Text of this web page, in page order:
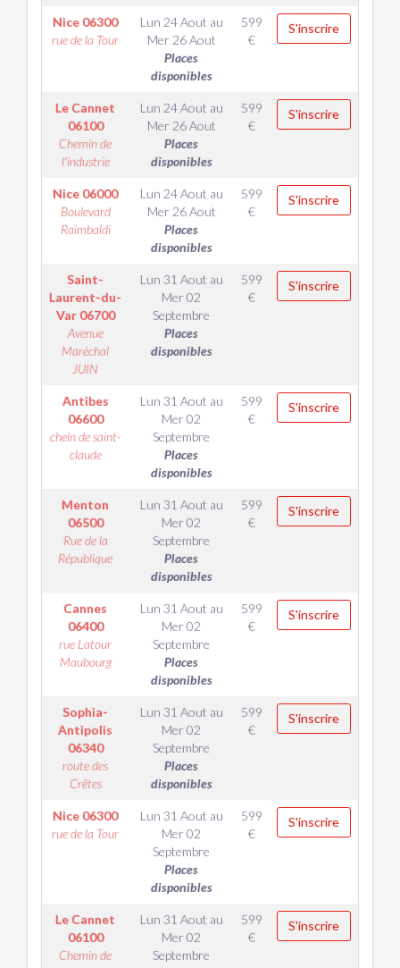
Nice 06300
rue de la Tour
Lun 24 Aout au
Mer 26 Aout
Places
disponibles
599
€
S'inscrire
Le Cannet
06100
Chemin de
l'industrie
Lun 24 Aout au
Mer 26 Aout
Places
disponibles
599
€
S'inscrire
Nice 06000
Boulevard
Raimbaldi
Lun 24 Aout au
Mer 26 Aout
Places
disponibles
599
€
S'inscrire
Saint-
Laurent-du-
Var 06700
Avenue
Maréchal
JUIN
Lun 31 Aout au
Mer 02
Septembre
Places
disponibles
599
€
S'inscrire
Antibes
06600
chein de saint-
claude
Lun 31 Aout au
Mer 02
Septembre
Places
disponibles
599
€
S'inscrire
Menton
06500
Rue de la
République
Lun 31 Aout au
Mer 02
Septembre
Places
disponibles
599
€
S'inscrire
Cannes
06400
rue Latour
Maubourg
Lun 31 Aout au
Mer 02
Septembre
Places
disponibles
599
€
S'inscrire
Sophia-
Antipolis
06340
route des
Crêtes
Lun 31 Aout au
Mer 02
Septembre
Places
disponibles
599
€
S'inscrire
Nice 06300
rue de la Tour
Lun 31 Aout au
Mer 02
Septembre
Places
disponibles
599
€
S'inscrire
Le Cannet
06100
Chemin de
Lun 31 Aout au
Mer 02
Septembre
599
€
S'inscrire